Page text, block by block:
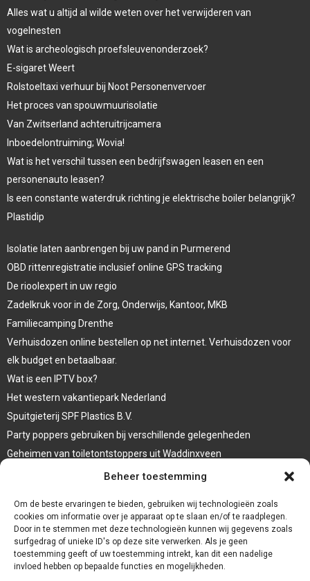
Beheer toestemming
Om de beste ervaringen te bieden, gebruiken wij technologieën zoals
cookies om informatie over je apparaat op te slaan en/of te raadplegen.
Door in te stemmen met deze technologieën kunnen wij gegevens zoals
surfgedrag of unieke ID's op deze site verwerken. Als je geen
toestemming geeft of uw toestemming intrekt, kan dit een nadelige
invloed hebben op bepaalde functies en mogelijkheden.
Alles wat u altijd al wilde weten over het verwijderen van
vogelnesten
Wat is archeologisch proefsleuvenonderzoek?
E-sigaret Weert
Rolstoeltaxi verhuur bij Noot Personenvervoer
Het proces van spouwmuurisolatie
Van Zwitserland achteruitrijcamera
Inboedelontruiming; Wovia!
Wat is het verschil tussen een bedrijfswagen leasen en een
personenauto leasen?
Is een constante waterdruk richting je elektrische boiler belangrijk?
Plastidip
Isolatie laten aanbrengen bij uw pand in Purmerend
OBD rittenregistratie inclusief online GPS tracking
De rioolexpert in uw regio
Zadelkruk voor in de Zorg, Onderwijs, Kantoor, MKB
Familiecamping Drenthe
Verhuisdozen online bestellen op net internet. Verhuisdozen voor
elk budget en betaalbaar.
Wat is een IPTV box?
Het western vakantiepark Nederland
Spuitgieterij SPF Plastics B.V.
Party poppers gebruiken bij verschillende gelegenheden
Geheimen van toiletontstoppers uit Waddinxveen
Vormen van terrasaankleding